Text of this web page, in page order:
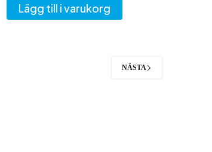
Lägg till i varukorg
NÄSTA